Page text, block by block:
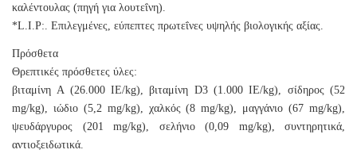
καλέντουλας (πηγή για λουτεΐνη).
*L.I.P:. Επιλεγμένες, εύπεπτες πρωτεΐνες υψηλής βιολογικής αξίας.
Πρόσθετα
Θρεπτικές πρόσθετες ύλες:
βιταμίνη A (26.000 IE/kg), βιταμίνη D3 (1.000 IE/kg), σίδηρος (52
mg/kg), ιώδιο (5,2 mg/kg), χαλκός (8 mg/kg), μαγγάνιο (67 mg/kg),
ψευδάργυρος (201 mg/kg), σελήνιο (0,09 mg/kg), συντηρητικά,
αντιοξειδωτικά.